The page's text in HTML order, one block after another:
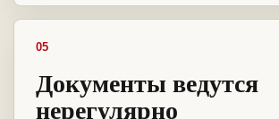
05
Документы ведутся
нерегулярно